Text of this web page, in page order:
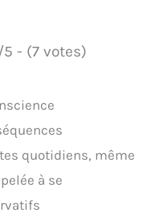
- (7 votes)
quotidiens, même
à se